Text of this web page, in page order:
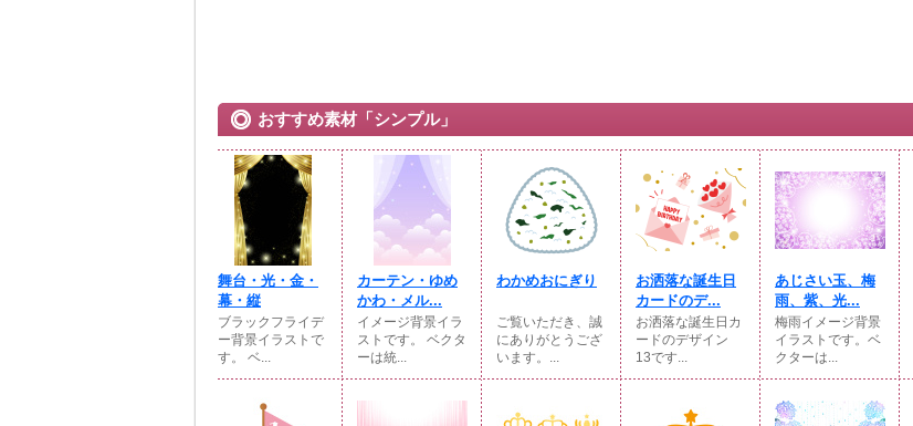
おすすめ素材「シンプル」
舞台・光・金・
幕・縦
ブラックフライデ
ー背景イラストで
す。 ベ...
カーテン・ゆめ
かわ・メル...
イメージ背景イラ
ストです。 ベクタ
ーは統...
わかめおにぎり
ご覧いただき、誠
にありがとうござ
います。...
お洒落な誕生日
カードのデ...
お洒落な誕生日カ
ードのデザイン
13です...
あじさい玉、梅
雨、紫、光...
梅雨イメージ背景
イラストです。ベ
クターは...